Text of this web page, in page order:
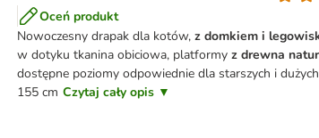
Oceń produkt
Nowoczesny drapak dla kotów, z domkiem i
w dotyku tkanina obiciowa, platformy z drewna
dostępne poziomy odpowiednie dla starszych i
155 cm Czytaj cały opis ▼